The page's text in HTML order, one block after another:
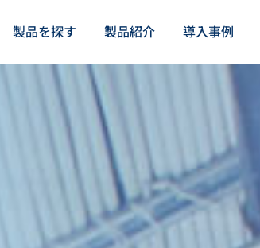
製品を探す 製品紹介 導入事例